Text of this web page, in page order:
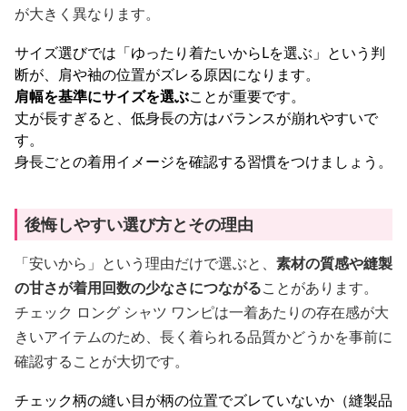
が大きく異なります。
サイズ選びでは「ゆったり着たいからLを選ぶ」という判
断が、肩や袖の位置がズレる原因になります。
肩幅を基準にサイズを選ぶことが重要です。
丈が長すぎると、低身長の方はバランスが崩れやすいで
す。
身長ごとの着用イメージを確認する習慣をつけましょう。
後悔しやすい選び方とその理由
「安いから」という理由だけで選ぶと、 素材の質感や縫製
の甘さが着用回数の少なさにつながることがあります。
チェック ロング シャツ ワンピは一着あたりの存在感が大
きいアイテムのため、長く着られる品質かどうかを事前に
確認することが大切です。
チェック柄の縫い目が柄の位置でズレていないか（縫製品